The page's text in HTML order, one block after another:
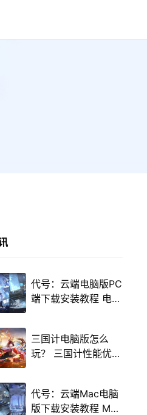
代号：云端电脑版PC
端下载安装教程 电脑
三国计电脑版怎么
玩？ 三国计性能优化
程
代号：云端Mac电脑
版下载安装教程 Mac